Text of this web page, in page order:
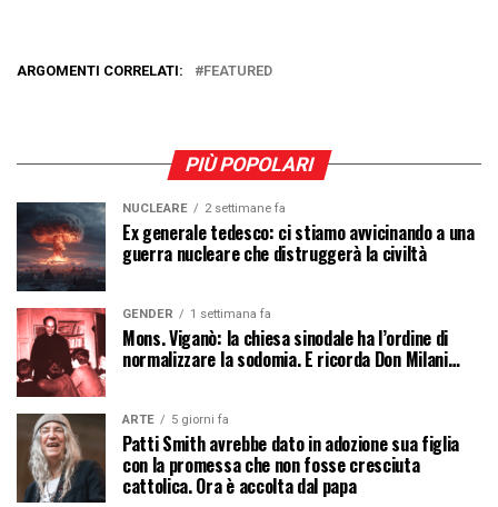
ARGOMENTI CORRELATI: FEATURED
PIÙ POPOLARI
NUCLEARE 2 settimane fa
Ex generale tedesco: ci stiamo avvicinando a una
guerra nucleare che distruggerà la civiltà
GENDER 1 settimana fa
Mons. Viganò: la chiesa sinodale ha l’ordine di
normalizzare la sodomia. E ricorda Don Milani…
ARTE 5 giorni fa
Patti Smith avrebbe dato in adozione sua figlia
con la promessa che non fosse cresciuta
cattolica. Ora è accolta dal papa